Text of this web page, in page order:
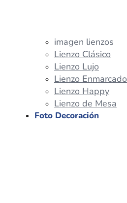
imagen lienzos
Lienzo Clásico
Lienzo Lujo
Lienzo Enmarcado
Lienzo Happy
Lienzo de Mesa
Foto Decoración